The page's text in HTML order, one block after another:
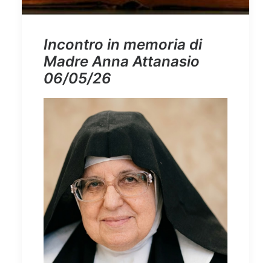
Incontro in memoria di
Madre Anna Attanasio
06/05/26